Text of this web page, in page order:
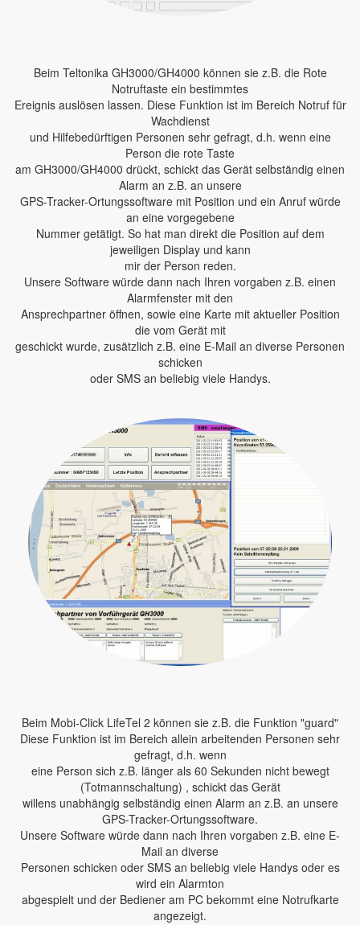
Beim Teltonika GH3000/GH4000 können sie z.B. die Rote
Notruftaste ein bestimmtes
Ereignis auslösen lassen. Diese Funktion ist im Bereich Notruf für
Wachdienst
und Hilfebedürftigen Personen sehr gefragt, d.h. wenn eine
Person die rote Taste
am GH3000/GH4000 drückt, schickt das Gerät selbständig einen
Alarm an z.B. an unsere
GPS-Tracker-Ortungssoftware mit Position und ein Anruf würde
an eine vorgegebene
Nummer getätigt. So hat man direkt die Position auf dem
jeweiligen Display und kann
mir der Person reden.
Unsere Software würde dann nach Ihren vorgaben z.B. einen
Alarmfenster mit den
Ansprechpartner öffnen, sowie eine Karte mit aktueller Position
die vom Gerät mit
geschickt wurde, zusätzlich z.B. eine E-Mail an diverse Personen
schicken
oder SMS an beliebig viele Handys.
Beim Mobi-Click LifeTel 2 können sie z.B. die Funktion "guard"
Diese Funktion ist im Bereich allein arbeitenden Personen sehr
gefragt, d.h. wenn
eine Person sich z.B. länger als 60 Sekunden nicht bewegt
(Totmannschaltung) , schickt das Gerät
willens unabhängig selbständig einen Alarm an z.B. an unsere
GPS-Tracker-Ortungssoftware.
Unsere Software würde dann nach Ihren vorgaben z.B. eine E-
Mail an diverse
Personen schicken oder SMS an beliebig viele Handys oder es
wird ein Alarmton
abgespielt und der Bediener am PC bekommt eine Notrufkarte
angezeigt.